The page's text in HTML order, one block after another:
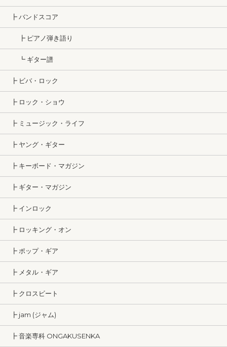
┣ バンドスコア
┣ ピアノ弾き語り
┗ ギター譜
┣ ビバ・ロック
┣ ロック・ショウ
┣ ミュージック・ライフ
┣ ヤング・ギター
┣ キーボード・マガジン
┣ ギター・マガジン
┣ インロック
┣ ロッキング・オン
┣ ポップ・ギア
┣ メタル・ギア
┣ クロスビート
┣ jam (ジャム)
┣ 音楽専科 ONGAKUSENKA